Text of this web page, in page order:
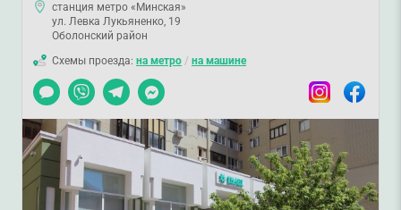
станция метро «Минская»
ул. Левка Лукьяненко, 19
Оболонский район
Схемы проезда: на метро / на машине
Чат
Viber TelegramMessenger InstagramFacebook